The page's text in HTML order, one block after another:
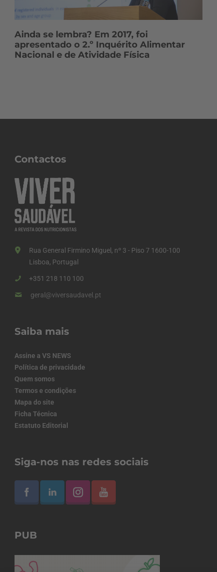
Ainda se lembra? Em 2017, foi
apresentado o 2.º Inquérito Alimentar
Nacional e de Atividade Física
Contactos
Rua General Firmino Miguel, nº 3 - Piso 7 1600-100
Lisboa, Portugal
+351 218 110 100
geral@viversaudavel.pt
Saiba mais
Assine a VS NEWS
Política de privacidade
Quem somos
Termos e condições
Mapa do site
Ficha Técnica
Estatuto Editorial
Siga-nos nas redes sociais
PUB